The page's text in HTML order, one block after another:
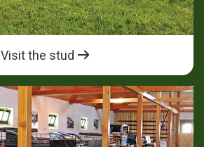
Visit the stud